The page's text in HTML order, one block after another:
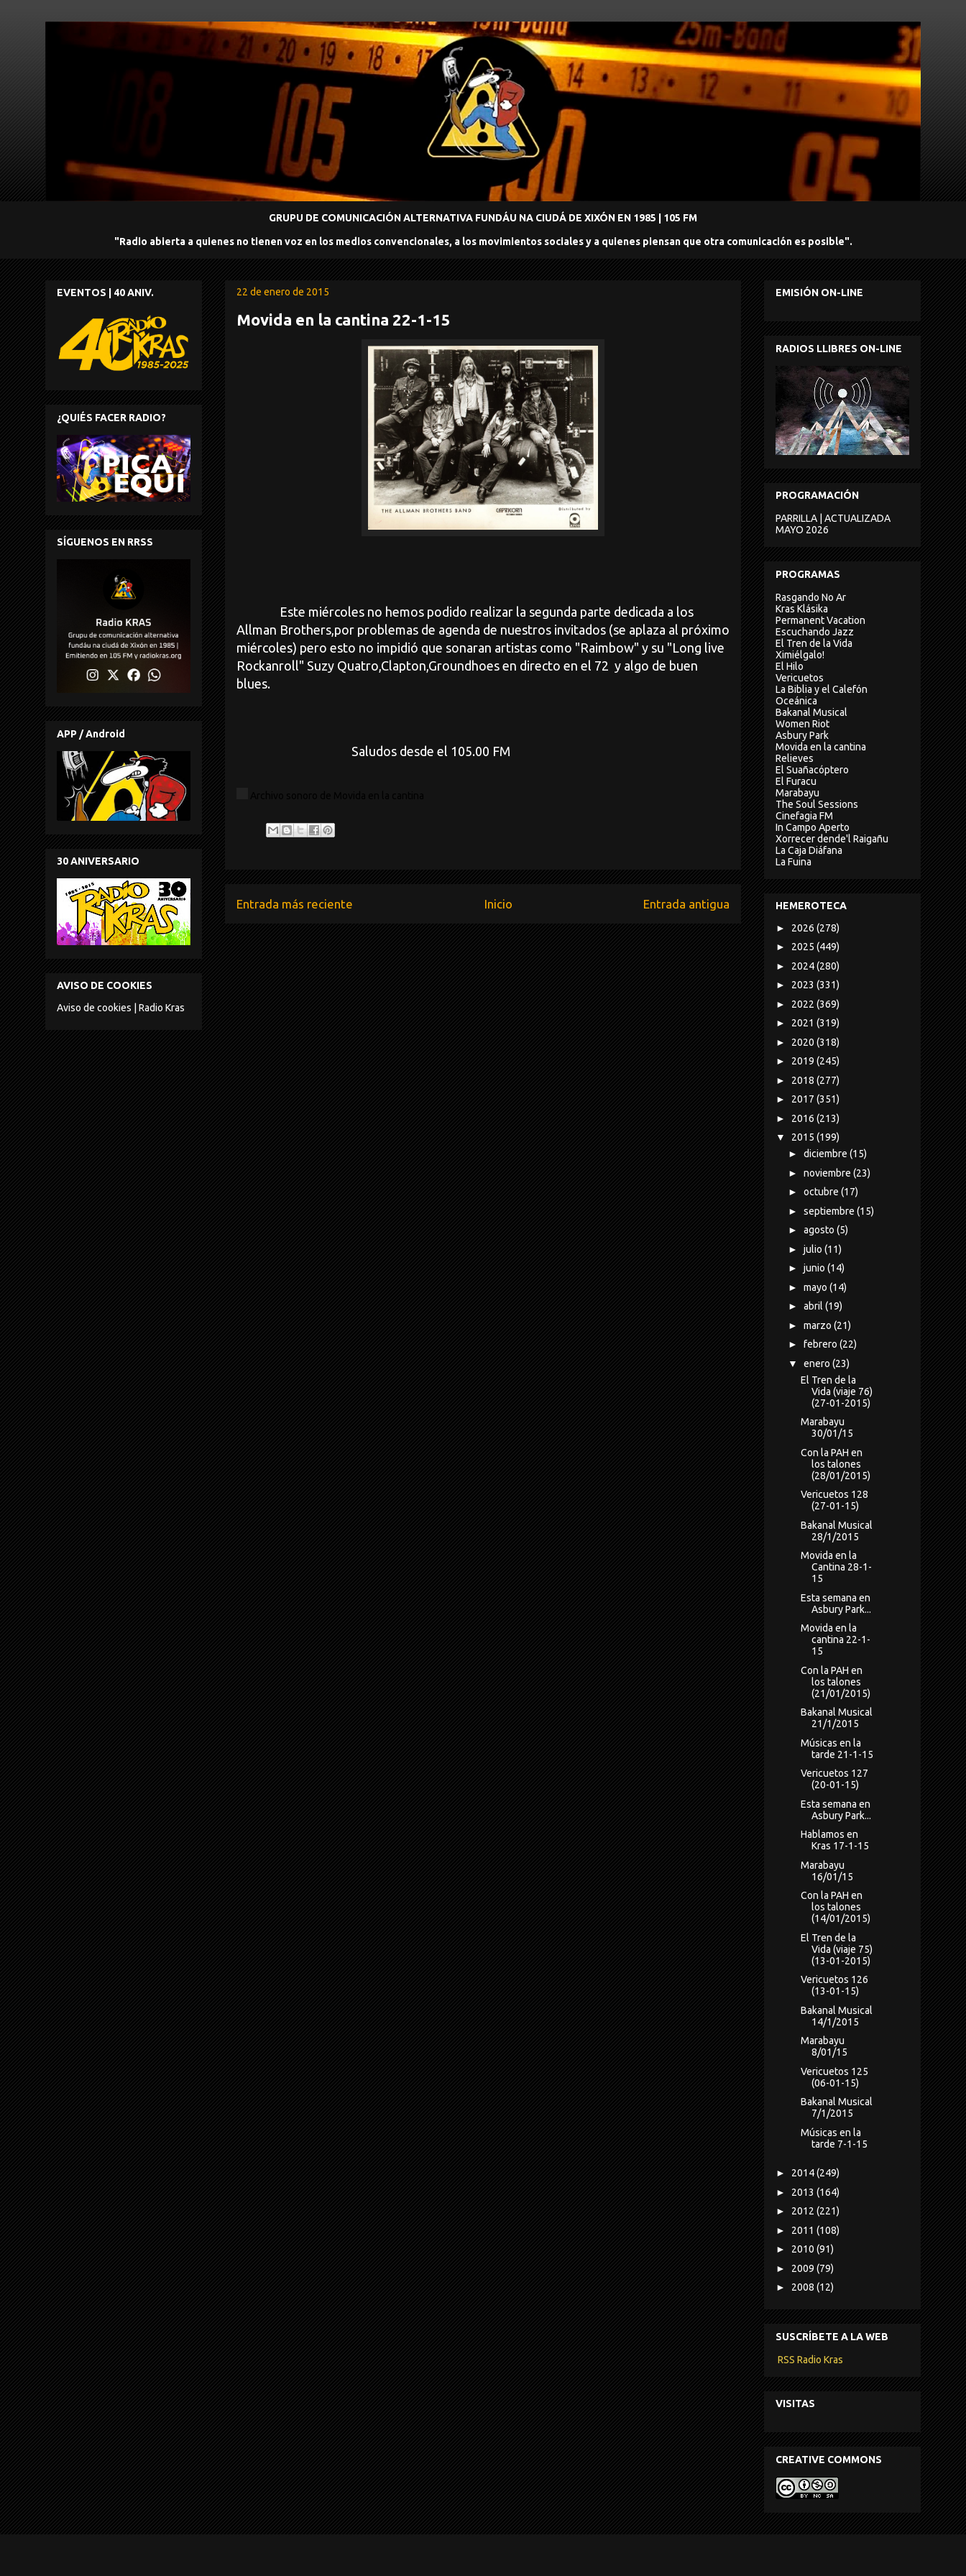
GRUPU DE COMUNICACIÓN ALTERNATIVA FUNDÁU NA CIUDÁ DE XIXÓN EN 1985 | 105 FM
"Radio abierta a quienes no tienen voz en los medios convencionales, a los movimientos sociales y a quienes piensan que otra comunicación es posible".
22 de enero de 2015
Movida en la cantina 22-1-15
Este miércoles no hemos podido realizar la segunda parte dedicada a los
Allman Brothers,por problemas de agenda de nuestros invitados (se aplaza al próximo
miércoles) pero esto no impidió que sonaran artistas como "Raimbow" y su "Long live
Rockanroll" Suzy Quatro,Clapton,Groundhoes en directo en el 72 y algo de buen
blues.
Saludos desde el 105.00 FM
Entrada más reciente Entrada antigua
Inicio
EVENTOS | 40 ANIV.
¿QUIÉS FACER RADIO?
SÍGUENOS EN RRSS
APP / Android
30 ANIVERSARIO
AVISO DE COOKIES
Aviso de cookies | Radio Kras
EMISIÓN ON-LINE
RADIOS LLIBRES ON-LINE
PROGRAMACIÓN
PARRILLA | ACTUALIZADA
MAYO 2026
PROGRAMAS
Rasgando No Ar
Kras Klásika
Permanent Vacation
Escuchando Jazz
El Tren de la Vida
Ximiélgalo!
El Hilo
Vericuetos
La Biblia y el Calefón
Oceánica
Bakanal Musical
Women Riot
Asbury Park
Movida en la cantina
Relieves
El Suañacóptero
El Furacu
Marabayu
The Soul Sessions
Cinefagia FM
In Campo Aperto
Xorrecer dende'l Raigañu
La Caja Diáfana
La Fuina
HEMEROTECA
► 2026 (278)
► 2025 (449)
► 2024(280)
► 2023 (331)
► 2022 (369)
► 2021 (319)
► 2020 (318)
► 2019 (245)
► 2018 (277)
► 2017 (351)
► 2016 (213)
▼ 2015 (199)
► diciembre (15)
► noviembre (23)
► octubre (17)
► septiembre (15)
► agosto (5)
► julio (11)
► junio (14)
► mayo (14)
► abril (19)
► marzo (21)
► febrero (22)
▼ enero (23)
El Tren de la
Vida (viaje 76)
(27-01-2015)
Marabayu
30/01/15
Con la PAH en
los talones
(28/01/2015)
Vericuetos 128
(27-01-15)
Bakanal Musical
28/1/2015
Movida en la
Cantina 28-1-
15
Esta semana en
Asbury Park...
Movida en la
cantina 22-1-
15
Con la PAH en
los talones
(21/01/2015)
Bakanal Musical
21/1/2015
Músicas en la
tarde 21-1-15
Vericuetos 127
(20-01-15)
Esta semana en
Asbury Park...
Hablamos en
Kras 17-1-15
Marabayu
16/01/15
Con la PAH en
los talones
(14/01/2015)
El Tren de la
Vida (viaje 75)
(13-01-2015)
Vericuetos 126
(13-01-15)
Bakanal Musical
14/1/2015
Marabayu
8/01/15
Vericuetos 125
(06-01-15)
Bakanal Musical
7/1/2015
Músicas en la
tarde 7-1-15
► 2014(249)
► 2013 (164)
► 2012 (221)
► 2011 (108)
► 2010 (91)
► 2009 (79)
► 2008 (12)
SUSCRÍBETE A LA WEB
RSS Radio Kras
VISITAS
CREATIVE COMMONS